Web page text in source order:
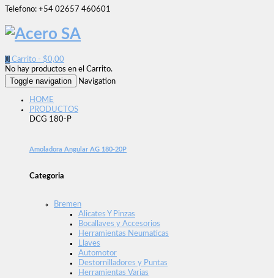
Telefono: +54 02657 460601
0 Carrito - $0,00
No hay productos en el Carrito.
Toggle navigation Navigation
HOME
PRODUCTOS
DCG 180-P
Amoladora Angular AG 180-20P
Categoria
Bremen
Alicates Y Pinzas
Bocallaves y Accesorios
Herramientas Neumaticas
Llaves
Automotor
Destornilladores y Puntas
Herramientas Varias